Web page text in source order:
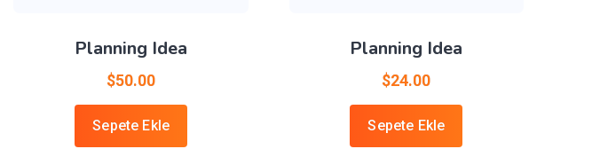
Planning Idea
$50.00
Sepete Ekle
Planning Idea
$24.00
Sepete Ekle